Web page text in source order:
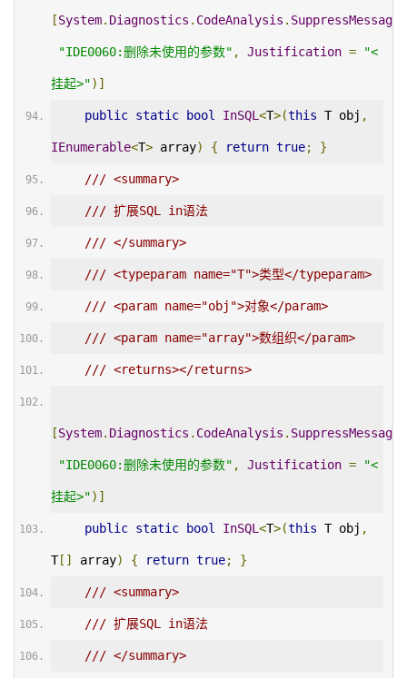
[System. Diagnostics . CodeAnalysis . SuppressMessage
"IDE0060:删除未使用的参数" , Justification = "<
挂起>")]
public static bool InSQL <T>(this T obj ,
IEnumerable<T> array) { return true; }
/// <summary>
/// 扩展SQL in语法
/// </summary>
/// <typeparam name="T">类型</typeparam>
/// <param name="obj">对象</param>
/// <param name="array">数组织</param>
/// <returns></returns>
[System. Diagnostics . CodeAnalysis . SuppressMessage
"IDE0060:删除未使用的参数" , Justification = "<
挂起>")]
public static bool InSQL <T>(this T obj ,
T[] array) { return true; }
/// <summary>
/// 扩展SQL in语法
/// </summary>